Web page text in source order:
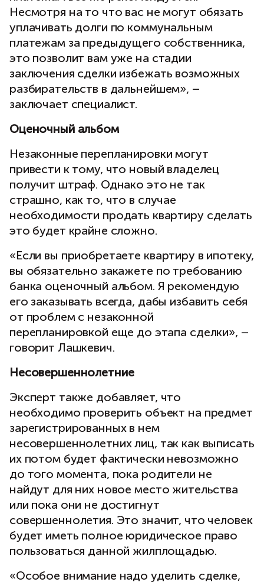
Несмотря на то что вас не могут обязать
уплачивать долги по коммунальным
платежам за предыдущего собственника,
это позволит вам уже на стадии
заключения сделки избежать возможных
разбирательств в дальнейшем», –
заключает специалист.
Оценочный альбом
Незаконные перепланировки могут
привести к тому, что новый владелец
получит штраф. Однако это не так
страшно, как то, что в случае
необходимости продать квартиру сделать
это будет крайне сложно.
«Если вы приобретаете квартиру в ипотеку,
вы обязательно закажете по требованию
банка оценочный альбом. Я рекомендую
его заказывать всегда, дабы избавить себя
от проблем с незаконной
перепланировкой еще до этапа сделки», –
говорит Лашкевич.
Несовершеннолетние
Эксперт также добавляет, что
необходимо проверить объект на предмет
зарегистрированных в нем
несовершеннолетних лиц, так как выписать
их потом будет фактически невозможно
до того момента, пока родители не
найдут для них новое место жительства
или пока они не достигнут
совершеннолетия. Это значит, что человек
будет иметь полное юридическое право
пользоваться данной жилплощадью.
«Особое внимание надо уделить сделке,